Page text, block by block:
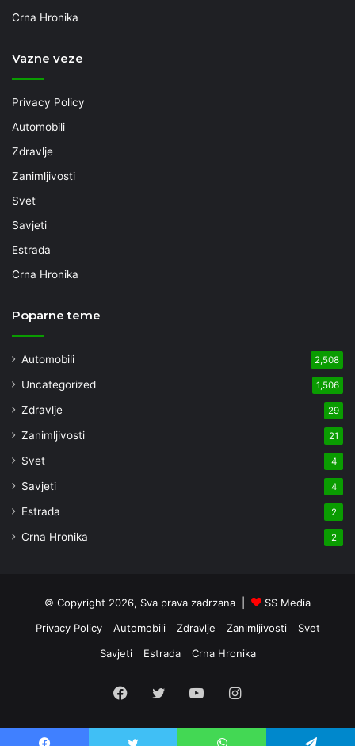
Crna Hronika
Vazne veze
Privacy Policy
Automobili
Zdravlje
Zanimljivosti
Svet
Savjeti
Estrada
Crna Hronika
Poparne teme
Automobili 2,508
Uncategorized 1,506
Zdravlje 29
Zanimljivosti 21
Svet 4
Savjeti 4
Estrada 2
Crna Hronika 2
© Copyright 2026, Sva prava zadrzana |
SS Media
Privacy Policy
Automobili Zdravlje Zanimljivosti
Svet
Savjeti
Estrada Crna Hronika
Facebook
TwitterYouTubeInstagram